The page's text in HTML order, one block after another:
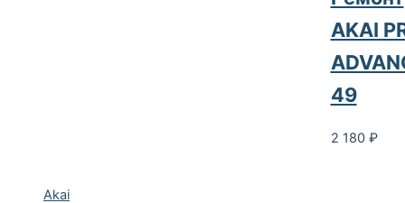
Akai
AKAI
49
2 180 ₽